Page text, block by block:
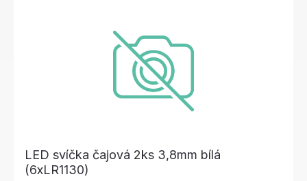
LED svíčka čajová 2ks 3,8mm bílá
(6xLR1130)